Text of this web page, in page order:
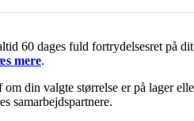
60 dages fuld fortrydelsesret på dit
mere.
din valgte størrelse er på lager
samarbejdspartnere.